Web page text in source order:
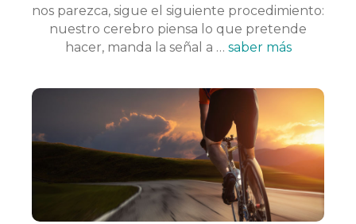
nos parezca, sigue el siguiente procedimiento:
nuestro cerebro piensa lo que pretende
hacer, manda la señal a … saber más